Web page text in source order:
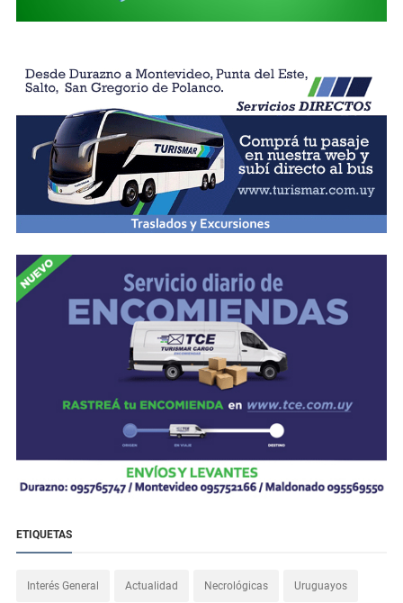
ETIQUETAS
Interés General Actualidad Necrológicas Uruguayos